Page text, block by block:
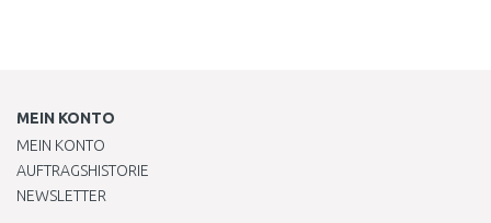
MEIN KONTO
MEIN KONTO
AUFTRAGSHISTORIE
NEWSLETTER